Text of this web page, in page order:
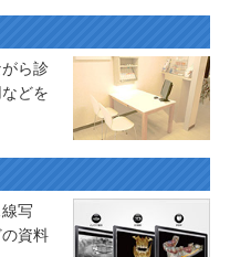
ら診
どを
写
資料